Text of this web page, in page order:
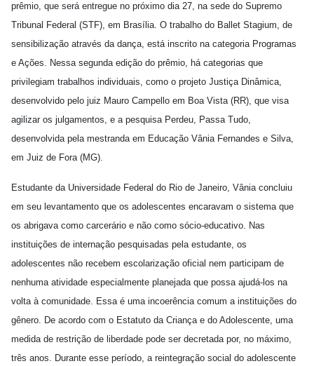
prêmio, que será entregue no próximo dia 27, na sede do Supremo
Tribunal Federal (STF), em Brasília. O trabalho do Ballet Stagium, de
sensibilização através da dança, está inscrito na categoria Programas
e Ações. Nessa segunda edição do prêmio, há categorias que
privilegiam trabalhos individuais, como o projeto Justiça Dinâmica,
desenvolvido pelo juiz Mauro Campello em Boa Vista (RR), que visa
agilizar os julgamentos, e a pesquisa Perdeu, Passa Tudo,
desenvolvida pela mestranda em Educação Vânia Fernandes e Silva,
em Juiz de Fora (MG).
Estudante da Universidade Federal do Rio de Janeiro, Vânia concluiu
em seu levantamento que os adolescentes encaravam o sistema que
os abrigava como carcerário e não como sócio-educativo. Nas
instituições de internação pesquisadas pela estudante, os
adolescentes não recebem escolarização oficial nem participam de
nenhuma atividade especialmente planejada que possa ajudá-los na
volta à comunidade. Essa é uma incoerência comum a instituições do
gênero. De acordo com o Estatuto da Criança e do Adolescente, uma
medida de restrição de liberdade pode ser decretada por, no máximo,
três anos. Durante esse período, a reintegração social do adolescente